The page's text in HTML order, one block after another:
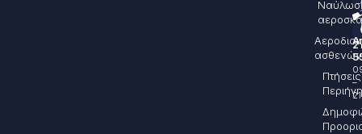
ασθενών
Πτήσεις
–